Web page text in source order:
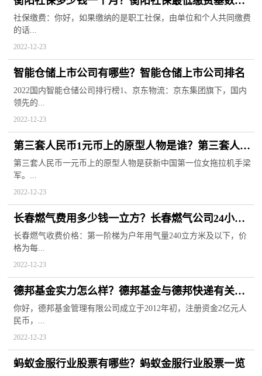
2022
社保缴费：你好，如果缴纳的是职工社保，由单位和个人共同缴费
的话...
2022-12-23
智能仓储上市公司有哪些？智能仓储上市公司排名
2022国内智能仓储公司排行榜1、京东物流：京东集团旗下，国内
领先的...
2022-12-23
第三套人民币1元币上的原型人物是谁？第三套人民
币大全套价格
第三套人民币一元币上的原型人物是获新中国第一位女拖拉机手梁
军。...
2022-12-23
长春燃气费用多少钱一立方？长春燃气公司24小时
服务热线
长春燃气收费价格：第一阶梯为户年用气量240立方米及以下，价
格为每...
2022-12-23
德邦基金实力怎么样？德邦基金与德邦快递有关联
吗？
你好，德邦基金管理有限公司成立于2012年初，注册资金2亿元人
民币，...
2022-12-23
蚂蚁金服行业股票有哪些？蚂蚁金服行业股票一览